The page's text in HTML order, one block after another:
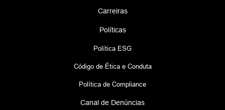
Carreiras
Políticas
Política ESG
Código de Ética e Conduta
Política de Compliance
Canal de Denúncias